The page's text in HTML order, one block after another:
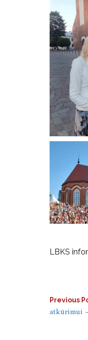
LBKS
tarp
Previous
atkūrimui